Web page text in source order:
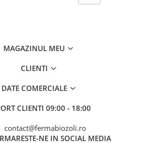
MAGAZINUL MEU
CLIENTI
DATE COMERCIALE
CLIENTI 09:00 - 18:00
contact@fermabiozoli.ro
NE IN SOCIAL MEDIA